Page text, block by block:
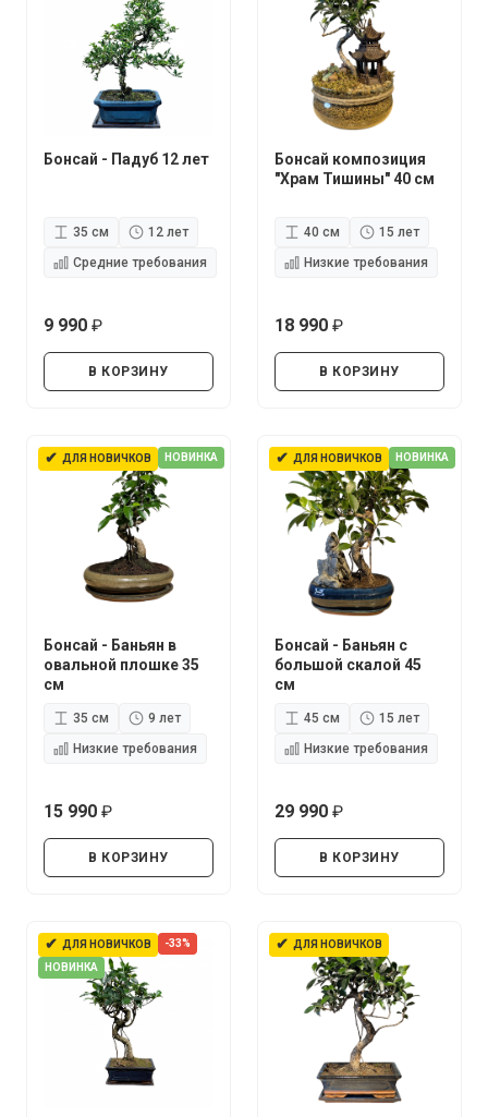
Бонсай - Падуб 12 лет
35 см
12 лет
Средние требования
9 990
В КОРЗИНУ
Бонсай композиция
"Храм Тишины" 40 см
40 см
15 лет
Низкие требования
18 990
В КОРЗИНУ
✔ ДЛЯ НОВИЧКОВ НОВИНКА
Бонсай - Баньян в
овальной плошке 35
см
35 см
9 лет
Низкие требования
15 990
В КОРЗИНУ
✔ ДЛЯ НОВИЧКОВ НОВИНКА
Бонсай - Баньян с
большой скалой 45
см
45 см
15 лет
Низкие требования
29 990
В КОРЗИНУ
✔ ДЛЯ НОВИЧКОВ
-33%
НОВИНКА
✔ ДЛЯ НОВИЧКОВ